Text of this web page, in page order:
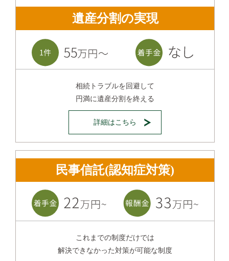
遺産分割の実現
相続トラブルを回避して
円満に遺産分割を終える
詳細はこちら
民事信託(認知症対策)
これまでの制度だけでは
解決できなかった対策が可能な制度